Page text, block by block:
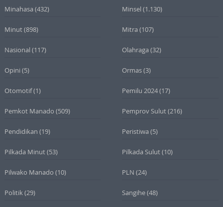
Minahasa (432) Minsel (1.130)
Minut(898) Mitra (107)
Nasional (117) Olahraga (32)
Opini (5) Ormas(3)
Otomotif(1) Pemilu 2024(17)
Pemkot Manado (509) Pemprov Sulut(216)
Pendidikan (19) Peristiwa (5)
Pilkada Minut(53) Pilkada Sulut(10)
Pilwako Manado (10) PLN (24)
Politik (29) Sangihe(48)